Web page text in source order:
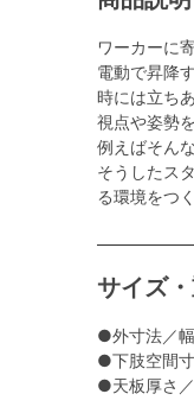
ワーカーに
電動で昇降
時には立ち
視点や姿勢
例えばそん
そうしたス
る環境をつ
サイズ
●外寸法／
●下肢空間
●天板厚さ